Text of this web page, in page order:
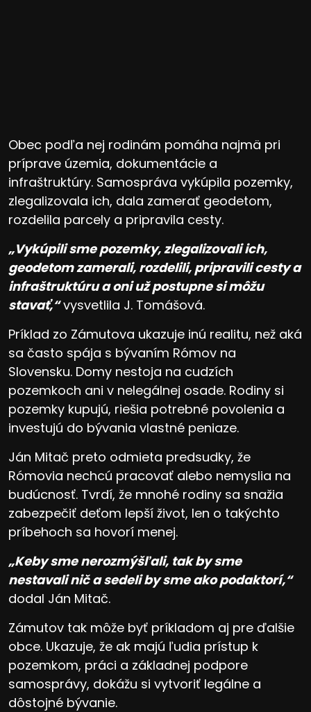
Obec podľa nej rodinám pomáha najmä pri
príprave územia, dokumentácie a
infraštruktúry. Samospráva vykúpila pozemky,
zlegalizovala ich, dala zamerať geodetom,
rozdelila parcely a pripravila cesty.
„Vykúpili sme pozemky, zlegalizovali ich,
geodetom zamerali, rozdelili, pripravili cesty a
infraštruktúru a oni už postupne si môžu
stavať,“vysvetlila J. Tomášová.
Príklad zo Zámutova ukazuje inú realitu, než aká
sa často spája s bývaním Rómov na
Slovensku. Domy nestoja na cudzích
pozemkoch ani v nelegálnej osade. Rodiny si
pozemky kupujú, riešia potrebné povolenia a
investujú do bývania vlastné peniaze.
Ján Mitač preto odmieta predsudky, že
Rómovia nechcú pracovať alebo nemyslia na
budúcnosť. Tvrdí, že mnohé rodiny sa snažia
zabezpečiť deťom lepší život, len o takýchto
príbehoch sa hovorí menej.
„Keby sme nerozmýšľali, tak by sme
nestavali nič a sedeli by sme ako podaktorí,“
dodal Ján Mitač.
Zámutov tak môže byť príkladom aj pre ďalšie
obce. Ukazuje, že ak majú ľudia prístup k
pozemkom, práci a základnej podpore
samosprávy, dokážu si vytvoriť legálne a
dôstojné bývanie.